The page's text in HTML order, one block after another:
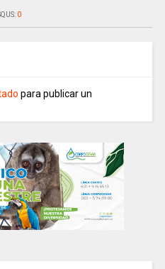
0
para publicar un